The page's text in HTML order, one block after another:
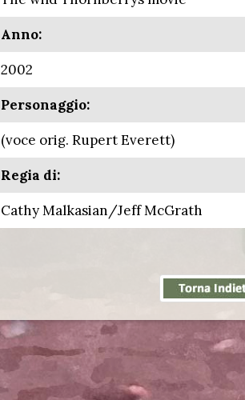
Anno:
2002
Personaggio:
(voce orig. Rupert Everett)
Regia di:
Cathy Malkasian/Jeff McGrath